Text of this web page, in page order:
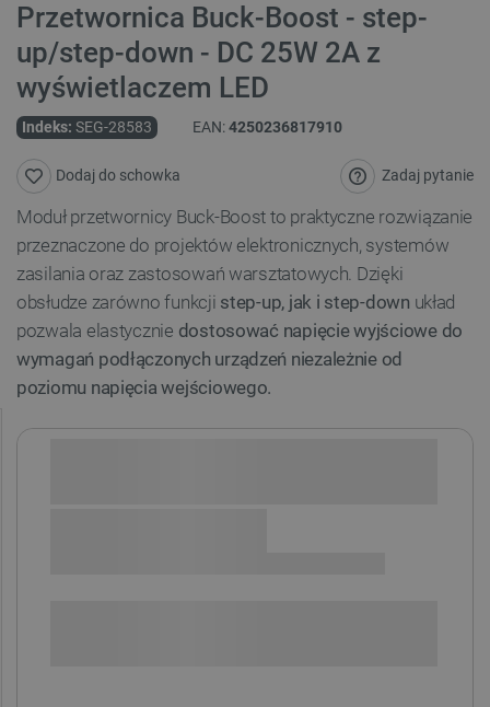
Przetwornica Buck-Boost - step-
up/step-down - DC 25W 2A z
wyświetlaczem LED
Indeks: SEG-28583 EAN:4250236817910
Zadaj pytanie
Dodaj do schowka
Moduł przetwornicy Buck-Boost to praktyczne rozwiązanie
przeznaczone do projektów elektronicznych, systemów
zasilania oraz zastosowań warsztatowych. Dzięki
obsłudze zarówno funkcji step-up, jak i step-down układ
pozwala elastycznie dostosować napięcie wyjściowe do
wymagań podłączonych urządzeń niezależnie od
poziomu napięcia wejściowego.